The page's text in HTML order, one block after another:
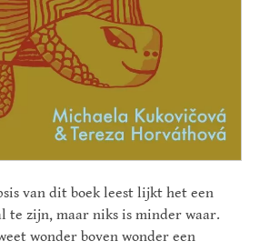
van dit boek leest lijkt het een
te zijn, maar niks is minder waar.
wonder boven wonder een